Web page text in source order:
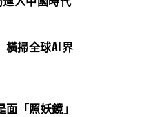
橫掃全球AI界
「照妖鏡」